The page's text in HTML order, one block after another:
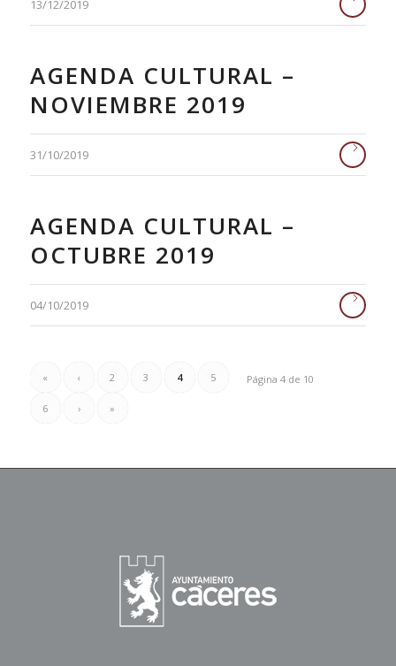
13/12/2019
AGENDA CULTURAL –
NOVIEMBRE 2019
31/10/2019
AGENDA CULTURAL –
OCTUBRE 2019
04/10/2019
Página 4 de 10
« ‹ 2 3 4 5
6 › »